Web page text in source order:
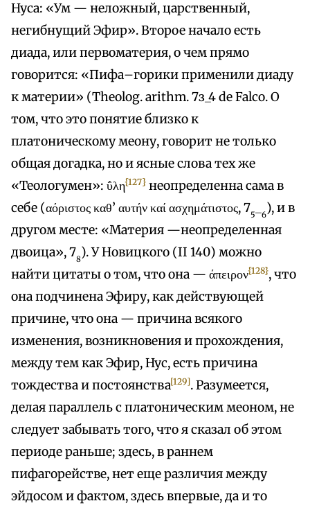
Нуса: «Ум — неложный, царственный,
негибнущий Эфир». Второе начало есть
диада, или первоматерия, о чем прямо
говорится: «Пифа–горики применили диаду
к материи» (Theolog. arithm. 7з_4 de Falco. О
том, что это понятие близко к
платоническому меону, говорит не только
общая догадка, но и ясные слова тех же
«Теологумен»: ΰλη{127} неопределенна сама в
себе (αόριστος καθ’ αυτήν καί ασχημάτιστος, 75 6), и в
другом месте: «Материя —неопределенная
двоица», 78). У Новицкого (II 140) можно
найти цитаты о том, что она — άπειρον{128}, что
она подчинена Эфиру, как действующей
причине, что она — причина всякого
изменения, возникновения и прохождения,
между тем как Эфир, Нус, есть причина
тождества и постоянства[129]. Разумеется,
делая параллель с платоническим меоном, не
следует забывать того, что я сказал об этом
периоде раньше; здесь, в раннем
пифагорействе, нет еще различия между
эйдосом и фактом, здесь впервые, да и то